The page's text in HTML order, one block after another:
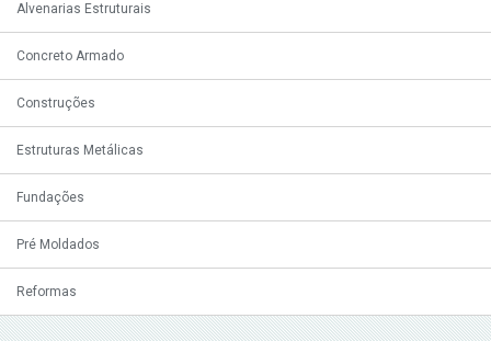
Alvenarias Estruturais
Concreto Armado
Construções
Estruturas Metálicas
Fundações
Pré Moldados
Reformas